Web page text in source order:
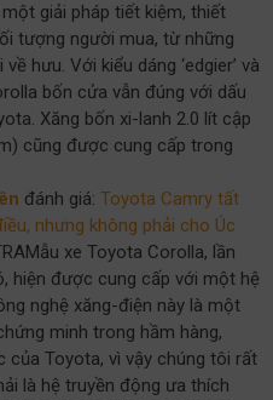
một giải pháp tiết kiệm, thiết
tượng người mua, từ những
hưu. Với kiểu dáng ‘edgier’ và
bốn cửa vẫn đúng với dấu
Xăng bốn xi-lanh 2.0 lít cập
cũng được cung cấp trong
đánh giá:Toyota Camry tất
nhưng không phải cho Úc
xe Toyota Corolla, lần
hiện được cung cấp với một hệ
nghệ xăng-điện này là một
minh trong hầm hàng,
của Toyota, vì vậy chúng tôi rất
là hệ truyền động ưa thích